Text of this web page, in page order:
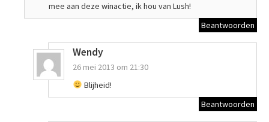
mee aan deze winactie, ik hou van Lush!
Beantwoorden
Wendy
26 mei 2013 om 21:30
Blijheid!
Beantwoorden